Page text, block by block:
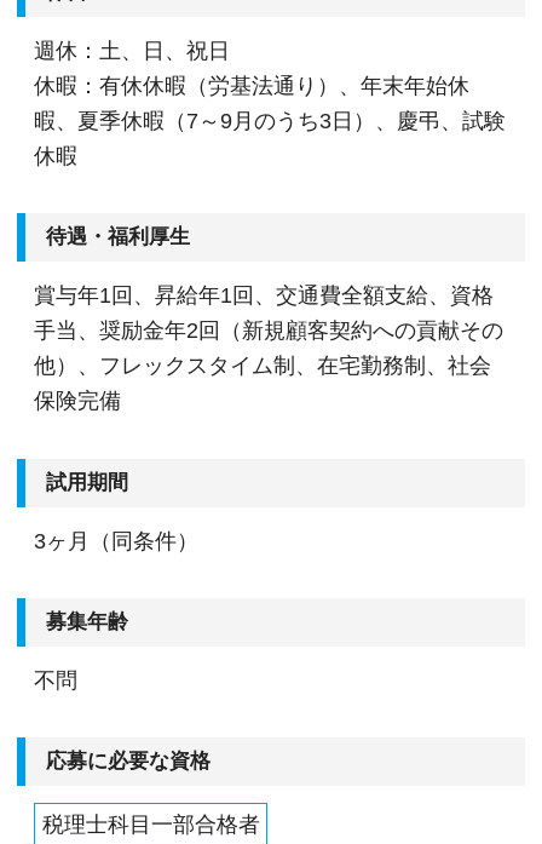
週休：土、日、祝日
休暇：有休休暇（労基法通り）、年末年始休
暇、夏季休暇（7～9月のうち3日）、慶弔、試験
休暇
待遇・福利厚生
賞与年1回、昇給年1回、交通費全額支給、資格
手当、奨励金年2回（新規顧客契約への貢献その
他）、フレックスタイム制、在宅勤務制、社会
保険完備
試用期間
3ヶ月（同条件）
募集年齢
不問
応募に必要な資格
税理士科目一部合格者